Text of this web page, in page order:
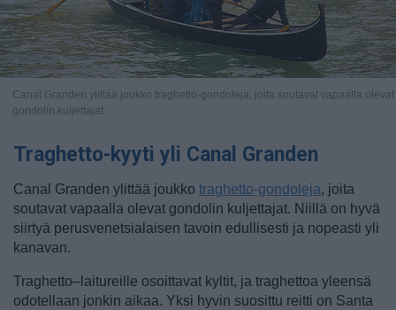
Canal Granden ylittää joukko traghetto-gondoleja, joita soutavat vapaalla olevat
gondolin kuljettajat.
Traghetto-kyyti yli Canal Granden
Canal Granden ylittää joukko traghetto-gondoleja, joita
soutavat vapaalla olevat gondolin kuljettajat. Niillä on hyvä
siirtyä perusvenetsialaisen tavoin edullisesti ja nopeasti yli
kanavan.
Traghetto–laitureille osoittavat kyltit, ja traghettoa yleensä
odotellaan jonkin aikaa. Yksi hyvin suosittu reitti on Santa